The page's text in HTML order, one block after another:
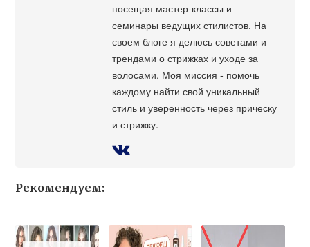
посещая мастер-классы и
семинары ведущих стилистов. На
своем блоге я делюсь советами и
трендами о стрижках и уходе за
волосами. Моя миссия - помочь
каждому найти свой уникальный
стиль и уверенность через прическу
и стрижку.
Рекомендуем: